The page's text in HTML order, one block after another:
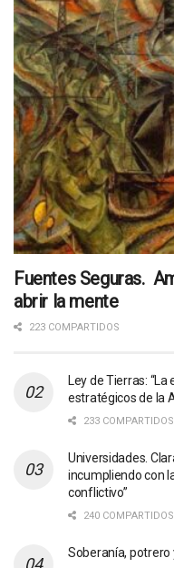
Fuentes Seguras.
abrir la mente
223 COMPARTIDOS
Ley de Tierras:
estratégicos de la
233 COMPARTIDOS
Universidades.
incumpliendo con
conflictivo”
240 COMPARTIDOS
Soberanía, potrero